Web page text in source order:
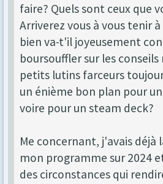
faire? Quels sont ceux que
Arriverez vous à vous tenir
bien va-t'il joyeusement
boursouffler sur les conseils
petits lutins farceurs
un énième bon plan pour
voire pour un steam deck?
Me concernant, j'avais
mon programme sur 2024
des circonstances qui